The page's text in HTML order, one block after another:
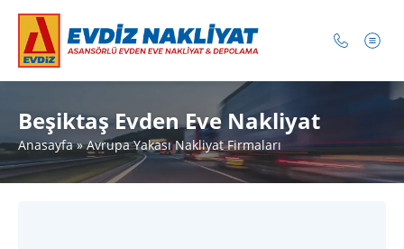
Beşiktaş Evden Eve Nakliyat
Anasayfa»Avrupa Yakası Nakliyat Firmaları